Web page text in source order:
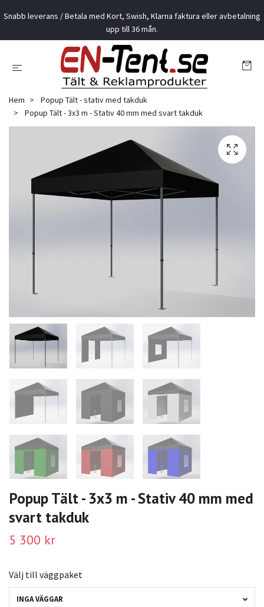
Snabb leverans / Betala med Kort, Swish, Klarna faktura eller avbetalning
upp till 36 mån.
Hem
Popup Tält - stativ med takduk
Popup Tält - 3x3 m - Stativ 40 mm med svart takduk
Popup Tält - 3x3 m - Stativ 40 mm med
svart takduk
5 300 kr
Välj till väggpaket
INGA VÄGGAR